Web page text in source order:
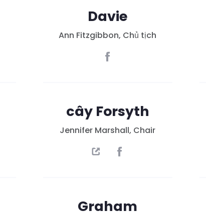
Davie
Ann Fitzgibbon, Chủ tịch
cây Forsyth
Jennifer Marshall, Chair
Graham